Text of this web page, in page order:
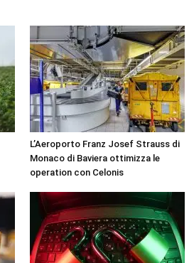
L’Aeroporto Franz Josef Strauss di
Monaco di Baviera ottimizza le
operation con Celonis